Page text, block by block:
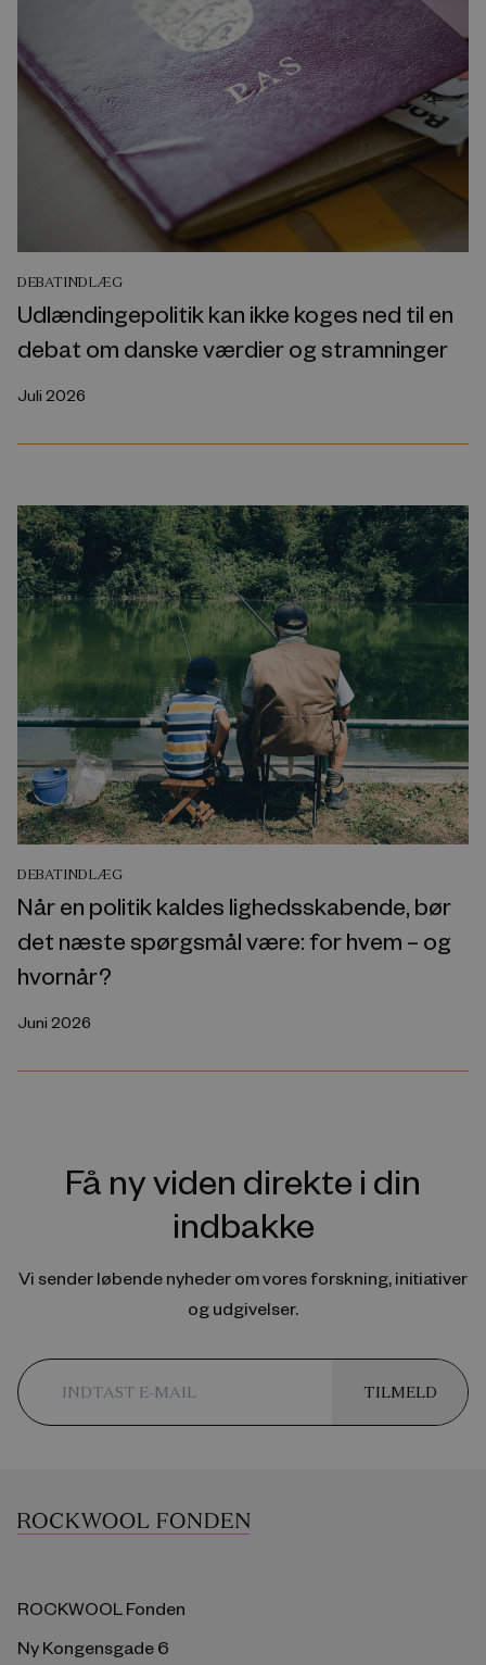
DEBATINDLÆG
Udlændingepolitik kan ikke koges ned til en
debat om danske værdier og stramninger
Juli 2026
DEBATINDLÆG
Når en politik kaldes lighedsskabende, bør
det næste spørgsmål være: for hvem – og
hvornår?
Juni 2026
Få ny viden direkte i din
indbakke
Vi sender løbende nyheder om vores forskning, initiativer
og udgivelser.
TILMELD
ROCKWOOL Fonden
Ny Kongensgade 6